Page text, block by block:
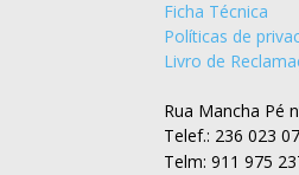
Ficha Técnica
Políticas de
Livro de
Rua Mancha Pé
Telef.: 236 023
Telm: 911 975